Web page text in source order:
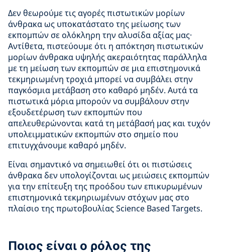
Δεν θεωρούμε τις αγορές πιστωτικών μορίων
άνθρακα ως υποκατάστατο της μείωσης των
εκπομπών σε ολόκληρη την αλυσίδα αξίας μας·
Αντίθετα, πιστεύουμε ότι η απόκτηση πιστωτικών
μορίων άνθρακα υψηλής ακεραιότητας παράλληλα
με τη μείωση των εκπομπών σε μια επιστημονικά
τεκμηριωμένη τροχιά μπορεί να συμβάλει στην
παγκόσμια μετάβαση στο καθαρό μηδέν. Αυτά τα
πιστωτικά μόρια μπορούν να συμβάλουν στην
εξουδετέρωση των εκπομπών που
απελευθερώνονται κατά τη μετάβασή μας και τυχόν
υπολειμματικών εκπομπών στο σημείο που
επιτυγχάνουμε καθαρό μηδέν.
Είναι σημαντικό να σημειωθεί ότι οι πιστώσεις
άνθρακα δεν υπολογίζονται ως μειώσεις εκπομπών
για την επίτευξη της προόδου των επικυρωμένων
επιστημονικά τεκμηριωμένων στόχων μας στο
πλαίσιο της πρωτοβουλίας Science Based Targets.
Ποιος είναι ο ρόλος της